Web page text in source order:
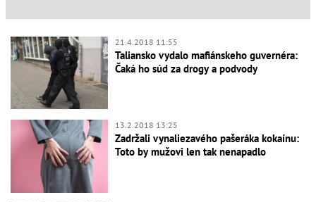
21.4.2018 11:55
Taliansko vydalo mafiánskeho guvernéra:
Čaká ho súd za drogy a podvody
13.2.2018 13:25
Zadržali vynaliezavého pašeráka kokaínu:
Toto by mužovi len tak nenapadlo